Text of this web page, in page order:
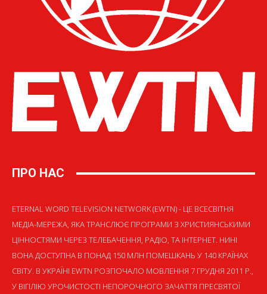
ПРО НАС
ETERNAL WORD TELEVISION NETWORK (EWTN) - ЦЕ ВСЕСВІТНЯ
МЕДІА-МЕРЕЖА, ЯКА ТРАНСЛЮЄ ПРОГРАМИ З ХРИСТИЯНСЬКИМИ
ЦІННОСТЯМИ ЧЕРЕЗ ТЕЛЕБАЧЕННЯ, РАДІО, ТА ІНТЕРНЕТ. НИНІ
ВОНА ДОСТУПНА В ПОНАД 150 МЛН ПОМЕШКАНЬ У 140 КРАЇНАХ
СВІТУ. В УКРАЇНІ EWTN РОЗПОЧАЛО МОВЛЕННЯ 7 ГРУДНЯ 2011 Р.,
У ВІГІЛІЮ УРОЧИСТОСТІ НЕПОРОЧНОГО ЗАЧАТТЯ ПРЕСВЯТОЇ